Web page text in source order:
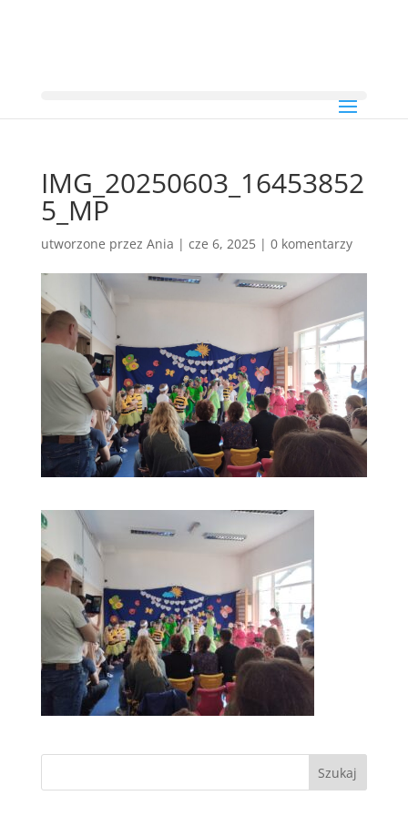
IMG_20250603_16453852
5_MP
utworzone przez Ania | cze 6, 2025| 0 komentarzy